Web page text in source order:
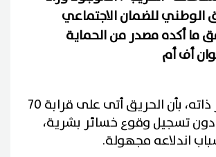
الوطني للضمان الاجتماعي
ما أكده مصدر من الحماية
أف أم
وأوضح المصدر ذاته، بأن الحريق أتى على قرابة 70
تسجيل وقوع خسائر بشرية،
اندلاعه مجهولة.